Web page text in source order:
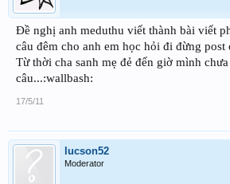
Đề nghị anh meduthu viết thành bài viết
câu đêm cho anh em học hỏi đi đừng post
Từ thời cha sanh mẹ đẻ đến giờ mình
câu...:wallbash:
17/5/11
lucson52
Moderator